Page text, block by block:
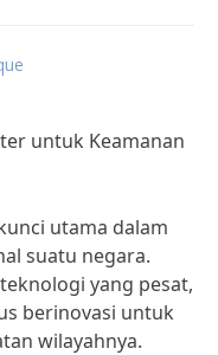
untuk Keamanan
utama dalam
suatu negara.
yang pesat,
berinovasi untuk
wilayahnya.